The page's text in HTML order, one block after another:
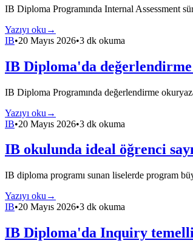
IB Diploma Programında Internal Assessment
Yazıyı oku →
IB•20 Mayıs 2026•3 dk okuma
IB Diploma'da değerlendirme
IB Diploma Programında değerlendirme
Yazıyı oku →
IB•20 Mayıs 2026•3 dk okuma
IB okulunda ideal öğrenci
IB diploma programı sunan liselerde program
Yazıyı oku →
IB•20 Mayıs 2026•3 dk okuma
IB Diploma'da Inquiry